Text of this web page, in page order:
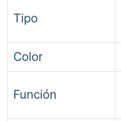
Tipo
Color
Función